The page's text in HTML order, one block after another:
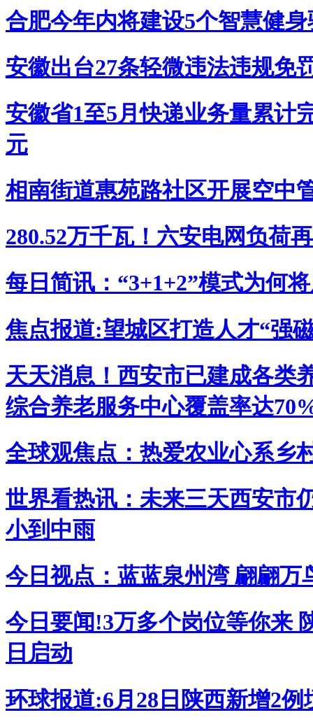
合肥今年内将建设5个智慧健
安徽出台27条轻微违法违规免
安徽省1至5月快递业务量累计
元
相南街道惠苑路社区开展空中
280.52万千瓦！六安电网负荷
每日简讯：“3+1+2”模式为何
焦点报道:望城区打造人才“强
天天消息！西安市已建成各类
综合养老服务中心覆盖率达
全球观焦点：热爱农业心系乡
世界看热讯：未来三天西安市
小到中雨
今日视点：蓝蓝泉州湾 翩翩万
今日要闻!3万多个岗位等你来
日启动
环球报道:6月28日陕西新增2